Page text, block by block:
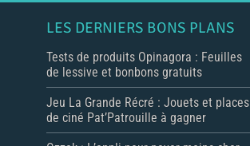
LES DERNIERS BONS PLANS
Tests de produits Opinagora : Feuilles
de lessive et bonbons gratuits
Jeu La Grande Récré : Jouets et places
de ciné Pat’Patrouille à gagner